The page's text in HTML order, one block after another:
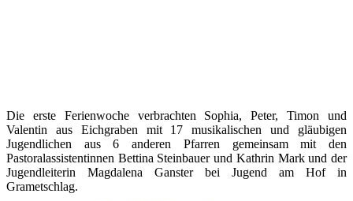
Die erste Ferienwoche verbrachten Sophia, Peter, Timon und
Valentin aus Eichgraben mit 17 musikalischen und gläubigen
Jugendlichen aus 6 anderen Pfarren gemeinsam mit den
Pastoralassistentinnen Bettina Steinbauer und Kathrin Mark und der
Jugendleiterin Magdalena Ganster bei Jugend am Hof in
Grametschlag.